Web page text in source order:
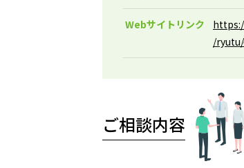
Webサイトリンク
/
ご相談内容